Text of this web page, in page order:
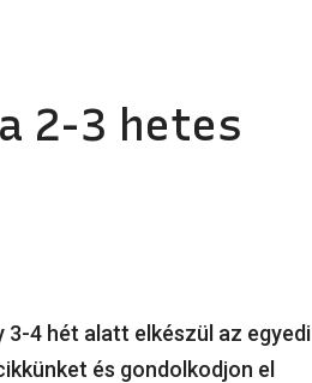
2-3 hetes
3-4 hét alatt elkészül az egyedi
és gondolkodjon el